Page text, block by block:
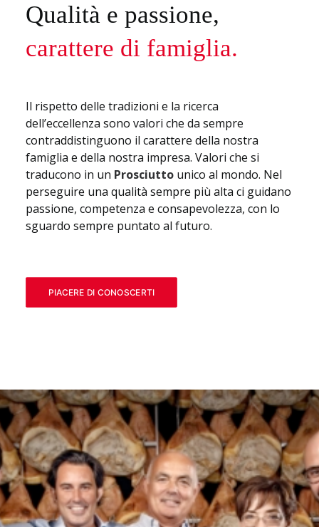
Qualità e passione,
carattere di famiglia.
Il rispetto delle tradizioni e la ricerca
dell’eccellenza sono valori che da sempre
contraddistinguono il carattere della nostra
famiglia e della nostra impresa. Valori che si
traducono in un Prosciutto unico al mondo. Nel
perseguire una qualità sempre più alta ci guidano
passione, competenza e consapevolezza, con lo
sguardo sempre puntato al futuro.
PIACERE DI CONOSCERTI